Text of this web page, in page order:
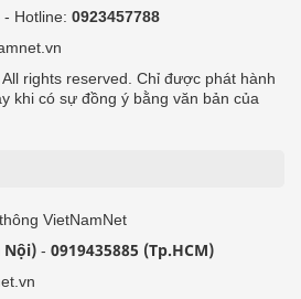
- Hotline: 0923457788
rights reserved. Chỉ được phát hành
khi có sự đồng ý bằng văn bản của
VietNamNet
Nội) - 0919435885 (Tp.HCM)